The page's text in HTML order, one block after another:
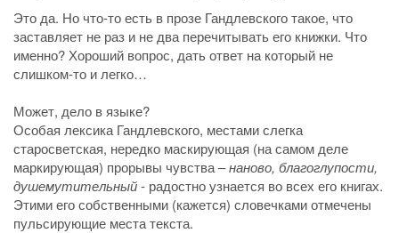
Это да. Но что-то есть в прозе Гандлевского такое, что
заставляет не раз и не два перечитывать его книжки. Что
именно? Хороший вопрос, дать ответ на который не
слишком-то и легко…
Может, дело в языке?
Особая лексика Гандлевского, местами слегка
старосветская, нередко маскирующая (на самом деле
маркирующая) прорывы чувства –наново, благоглупости,
душемутительный- радостно узнается во всех его книгах.
Этими его собственными (кажется) словечками отмечены
пульсирующие места текста.